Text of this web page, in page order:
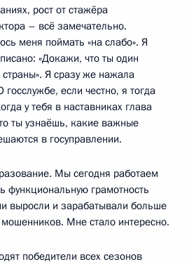
рост от стажёра
– всё замечательно.
меня поймать «на слабо». Я
«Докажи, что ты один
Я сразу же нажала
госслужбе, если честно, я тогда
у тебя в наставниках глава
ты узнаёшь, какие важные
в госуправлении.
Мы сегодня работаем
функциональную грамотность
выросли и зарабатывали больше
мошенников. Мне стало интересно.
победители всех сезонов